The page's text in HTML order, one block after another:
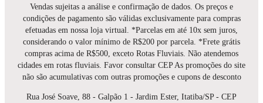
Vendas sujeitas a análise e confirmação de dados. Os preços e
condições de pagamento são válidas exclusivamente para compras
efetuadas em nossa loja virtual. *Parcelas em até 10x sem juros,
considerando o valor mínimo de R$200 por parcela. *Frete grátis
compras acima de R$500, exceto Rotas Fluviais. Não atendemos
cidades em rotas fluviais. Favor consultar CEP As promoções do site
não são acumulativas com outras promoções e cupons de desconto
Rua José Soave, 88 - Galpão 1 - Jardim Ester, Itatiba/SP - CEP